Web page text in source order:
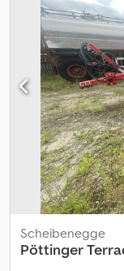
C:Baujahr 2019,
Bedienterminal,
mechanisch
Kreiselfahrwerk mit
Betriebsstunden,
Afzok
Scheibenegge
Pöttinger